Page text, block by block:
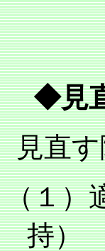
◆見
見直
（１）
持）